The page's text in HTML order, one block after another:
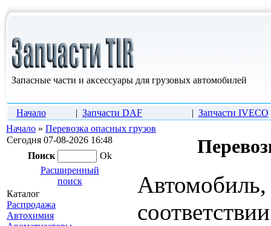
Запасные части и аксессуары для грузовых автомобилей
Начало | Запчасти DAF | Запчасти IVECO
Начало » Перевозка опасных грузов
Сегодня 07-08-2026 16:48
Поиск
Ok
Расширенный
поиск
Каталог
Распродажа
Автохимия
Автомобиль,